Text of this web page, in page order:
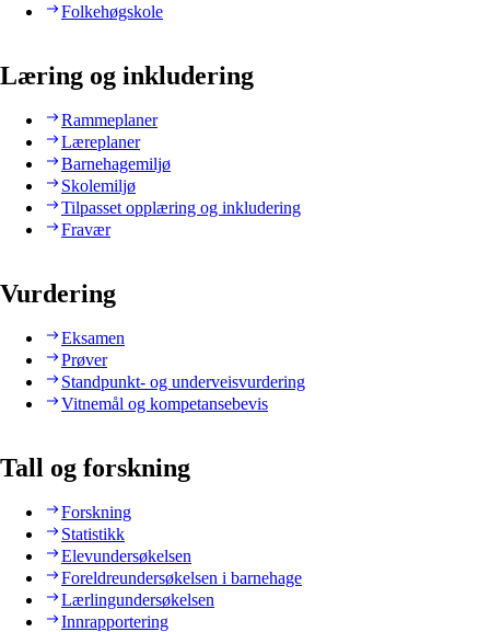
Folkehøgskole
Læring og inkludering
Rammeplaner
Læreplaner
Barnehagemiljø
Skolemiljø
Tilpasset opplæring og inkludering
Fravær
Vurdering
Eksamen
Prøver
Standpunkt- og underveisvurdering
Vitnemål og kompetansebevis
Tall og forskning
Forskning
Statistikk
Elevundersøkelsen
Foreldreundersøkelsen i barnehage
Lærlingundersøkelsen
Innrapportering